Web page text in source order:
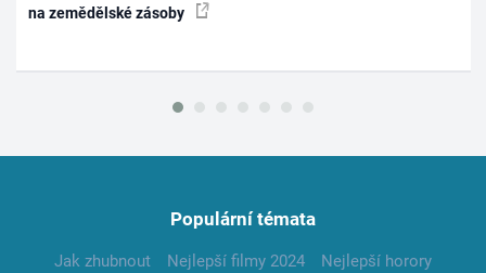
na zemědělské zásoby
Populární témata
Jak zhubnout Nejlepší filmy 2024
Nejlepší horory